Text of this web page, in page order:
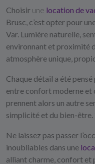
Choisir une location de
Brusc, c’est opter pour
Var. Lumière naturelle,
environnant et proximité
atmosphère unique,
Chaque détail a été
entre confort moderne et
prennent alors un autre
simplicité et du bien-être.
Ne laissez pas passer
inoubliables dans une
alliant charme, confort et